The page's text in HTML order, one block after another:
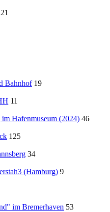
21
Bahnhof 19
11
Hafenmuseum (2024) 46
125
34
(Hamburg) 9
im Bremerhaven 53